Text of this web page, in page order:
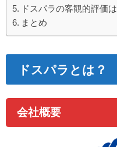
ドスパラの客観的評価
まとめ
ドスパラとは？
会社概要